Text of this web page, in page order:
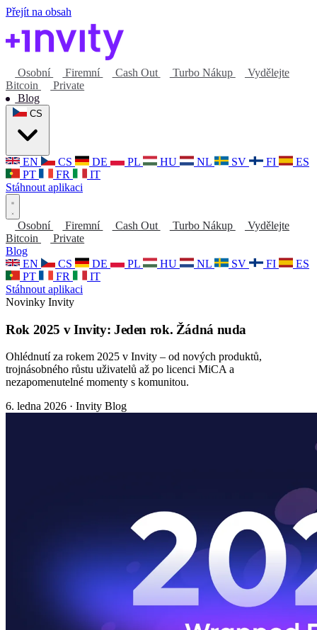
Přejít na obsah
Osobní Firemní Cash Out Turbo Nákup
Vydělejte
Bitcoin
Private
Blog
EN CS DE PL HU NL SV FI
ES
PT
FR
IT
Stáhnout aplikaci
Osobní Firemní Cash Out Turbo Nákup
Vydělejte
Bitcoin
Private
Blog
EN
CS DE PL HU NL SV FI
ES
PT
FR
IT
Stáhnout aplikaci
Novinky Invity
Rok 2025 v Invity: Jeden rok. Žádná nuda
Ohlédnutí za rokem 2025 v Invity – od nových produktů,
trojnásobného růstu uživatelů až po licenci MiCA a
nezapomenutelné momenty s komunitou.
6. ledna 2026 · Invity Blog